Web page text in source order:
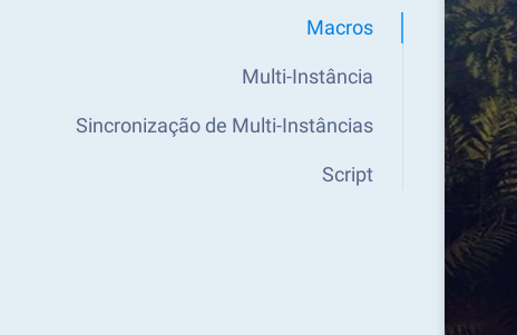
Macros
Multi-Instância
Sincronização de Multi-Instâncias
Script